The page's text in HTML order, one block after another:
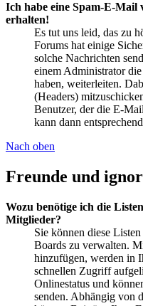
Ich habe eine Spam-E-Mail
erhalten!
Es tut uns leid, das zu
Forums hat einige
solche Nachrichten
einem Administrator
haben, weiterleiten.
(Headers)
Benutzer, der die E-
kann dann
Nach oben
Freunde und
Wozu benötige ich die
Mitglieder?
Sie können diese
Boards zu verwalten.
hinzufügen, werden in
schnellen Zugriff
Onlinestatus und
senden. Abhängig von